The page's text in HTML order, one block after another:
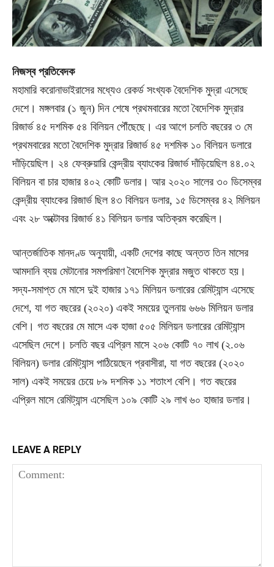
নিজস্ব প্রতিবেদক
মহামারি করোনাভাইরাসের মধ্যেও রেকর্ড সংখ্যক বৈদেশিক মুদ্রা এসেছে
দেশে। মঙ্গলবার (১ জুন) দিন শেষে প্রথমবারের মতো বৈদেশিক মুদ্রার
রিজার্ভ ৪৫ দশমিক ৫৪ বিলিয়ন পৌঁছেছে। এর আগে চলতি বছরের ৩ মে
প্রথমবারের মতো বৈদেশিক মুদ্রার রিজার্ভ ৪৫ দশমিক ১০ বিলিয়ন ডলারে
দাঁড়িয়েছিল। ২৪ ফেব্রুয়ারি কেন্দ্রীয় ব্যাংকের রিজার্ভ দাঁড়িয়েছিল ৪৪.০২
বিলিয়ন বা চার হাজার ৪০২ কোটি ডলার। আর ২০২০ সালের ৩০ ডিসেম্বর
কেন্দ্রীয় ব্যাংকের রিজার্ভ ছিল ৪৩ বিলিয়ন ডলার, ১৫ ডিসেম্বর ৪২ মিলিয়ন
এবং ২৮ অক্টোবর রিজার্ভ ৪১ বিলিয়ন ডলার অতিক্রম করেছিল।
আন্তর্জাতিক মানদণ্ড অনুযায়ী, একটি দেশের কাছে অন্তত তিন মাসের
আমদানি ব্যয় মেটানোর সমপরিমাণ বৈদেশিক মুদ্রার মজুত থাকতে হয়।
সদ্য-সমাপ্ত মে মাসে দুই হাজার ১৭১ মিলিয়ন ডলারের রেমিট্যান্স এসেছে
দেশে, যা গত বছরের (২০২০) একই সময়ের তুলনায় ৬৬৬ মিলিয়ন ডলার
বেশি। গত বছরের মে মাসে এক হাজা ৫০৫ মিলিয়ন ডলারের রেমিট্যান্স
এসেছিল দেশে। চলতি বছর এপ্রিল মাসে ২০৬ কোটি ৭০ লাখ (২.০৬
বিলিয়ন) ডলার রেমিট্যান্স পাঠিয়েছেন প্রবাসীরা, যা গত বছরের (২০২০
সাল) একই সময়ের চেয়ে ৮৯ দশমিক ১১ শতাংশ বেশি। গত বছরের
এপ্রিল মাসে রেমিট্যান্স এসেছিল ১০৯ কোটি ২৯ লাখ ৬০ হাজার ডলার।
LEAVE A REPLY